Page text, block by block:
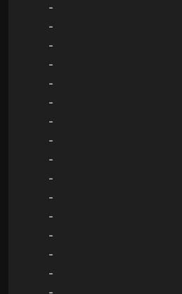
-
-
-
-
-
-
-
-
-
-
-
-
-
-
-